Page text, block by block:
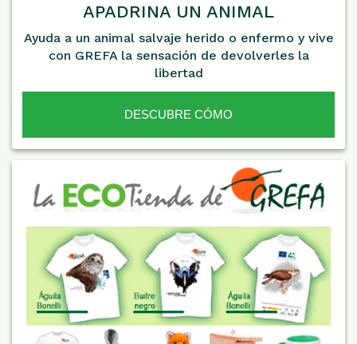
APADRINA UN ANIMAL
Ayuda a un animal salvaje herido o enfermo y vive
con GREFA la sensación de devolverles la
libertad
DESCUBRE CÓMO